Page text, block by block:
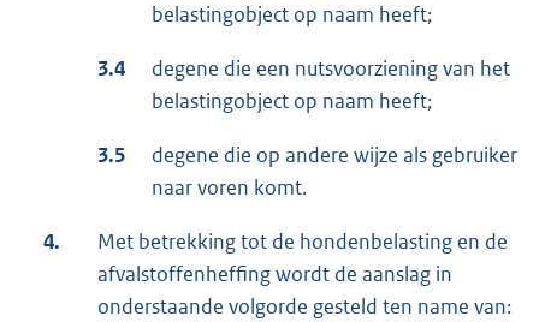
belastingobject op naam heeft;
3.4
degene die een nutsvoorziening van het
belastingobject op naam heeft;
3.5
degene die op andere wijze als gebruiker
naar voren komt.
4.
Met betrekking tot de hondenbelasting en de
afvalstoffenheffing wordt de aanslag in
onderstaande volgorde gesteld ten name van: